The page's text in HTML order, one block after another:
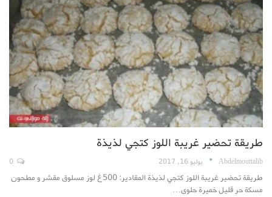
طريقة تحضير غريبة اللوز كتجي لذيذة
Abdelmouttalib يوليو 16, 2017
طريقة تحضير غريبة اللوز كتجي لذيذة المقادير: 500غ لوز مسلوق مقشر و مطحون
مسكة حر قليل خميرة حلوى…